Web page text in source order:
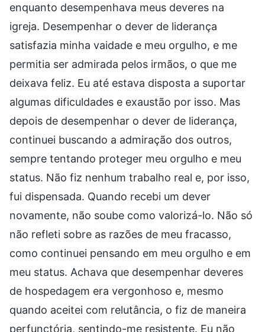
enquanto desempenhava meus deveres na
igreja. Desempenhar o dever de liderança
satisfazia minha vaidade e meu orgulho, e me
permitia ser admirada pelos irmãos, o que me
deixava feliz. Eu até estava disposta a suportar
algumas dificuldades e exaustão por isso. Mas
depois de desempenhar o dever de liderança,
continuei buscando a admiração dos outros,
sempre tentando proteger meu orgulho e meu
status. Não fiz nenhum trabalho real e, por isso,
fui dispensada. Quando recebi um dever
novamente, não soube como valorizá-lo. Não só
não refleti sobre as razões de meu fracasso,
como continuei pensando em meu orgulho e em
meu status. Achava que desempenhar deveres
de hospedagem era vergonhoso e, mesmo
quando aceitei com relutância, o fiz de maneira
perfunctória, sentindo-me resistente. Eu não